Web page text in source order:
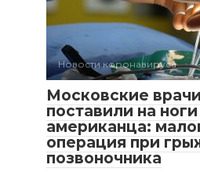
Новости коронавируса
Московские
поставили на ноги
американца:
операция при
позвоночника